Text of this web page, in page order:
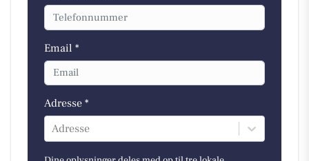
Email *
Adresse *
Adresse